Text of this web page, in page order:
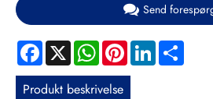
Send
Facebook
X WhatsApp
PinterestLinkedIn
Produkt beskrivelse